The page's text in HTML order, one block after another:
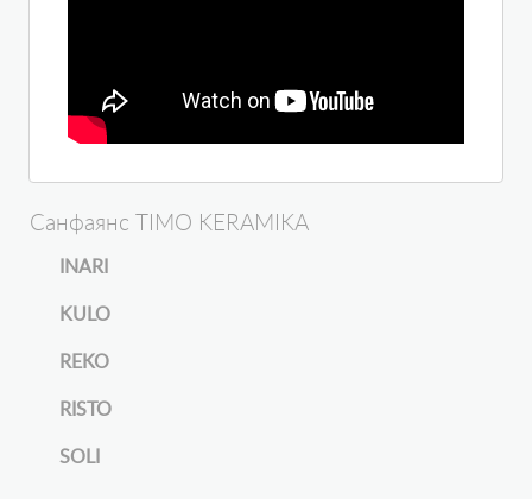
Санфаянс TIMO KERAMIKA
INARI
KULO
REKO
RISTO
SOLI